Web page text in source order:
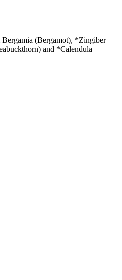
(Bergamot), *Zingiber
and *Calendula